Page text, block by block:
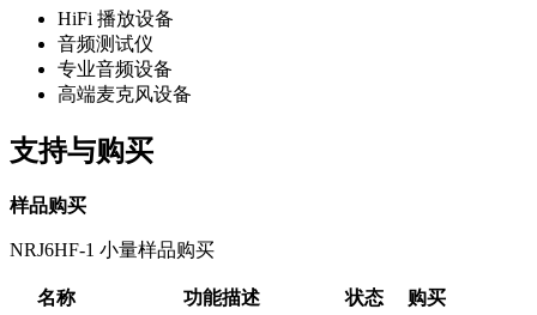
HiFi 播放设备
音频测试仪
专业音频设备
高端麦克风设备
支持与购买
样品购买
NRJ6HF-1 小量样品购买
名称 功能描述 状态
购买